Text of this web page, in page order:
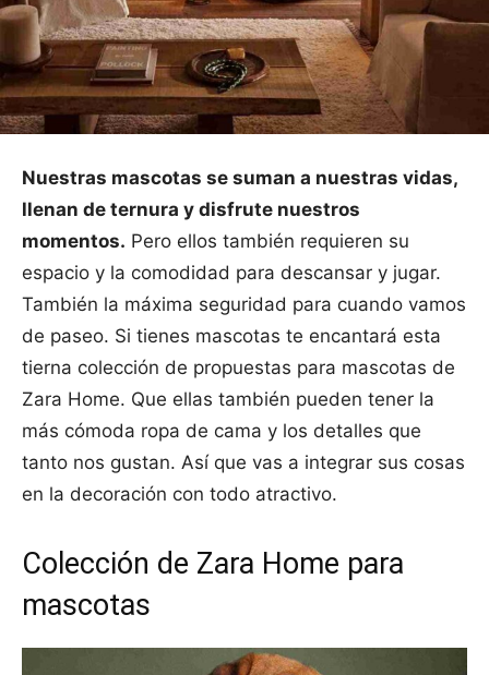
Nuestras mascotas se suman a nuestras vidas,
llenan de ternura y disfrute nuestros
momentos. Pero ellos también requieren su
espacio y la comodidad para descansar y jugar.
También la máxima seguridad para cuando vamos
de paseo. Si tienes mascotas te encantará esta
tierna colección de propuestas para mascotas de
Zara Home. Que ellas también pueden tener la
más cómoda ropa de cama y los detalles que
tanto nos gustan. Así que vas a integrar sus cosas
en la decoración con todo atractivo.
Colección de Zara Home para
mascotas